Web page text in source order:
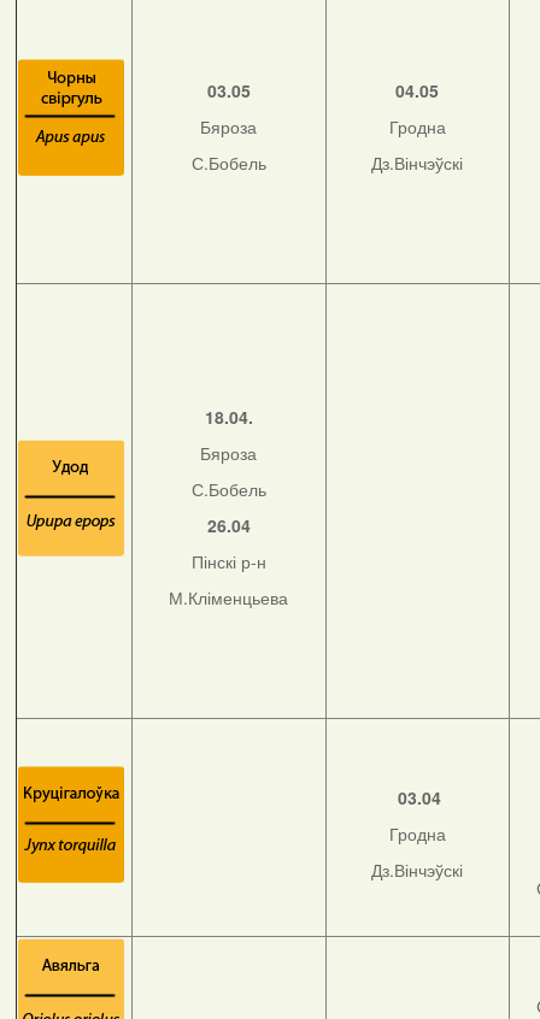
03.05
Бяроза
С.Бобель
04.05
Гродна
Дз.Вінчэўскі
18.04.
Бяроза
С.Бобель
26.04
Пінскі р-н
М.Кліменцьева
03.04
Гродна
Дз.Вінчэўскі